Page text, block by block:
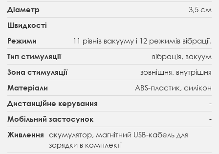
Діаметр 3,5 см
Швидкості
Режими
11 рівнів вакууму і 12 режимів вібрації.
Тип стимуляції вібрація, вакуум
Зона стимуляції зовнішня, внутрішня
Матеріали ABS-пластик, силікон
Дистанційне керування -
Мобільний застосунок -
Живлення
акумулятор, магнітний USB-кабель для
зарядки в комплекті